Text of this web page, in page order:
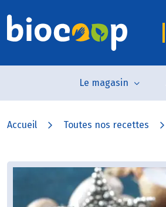
Le magasin
Accueil Toutes nos recettes